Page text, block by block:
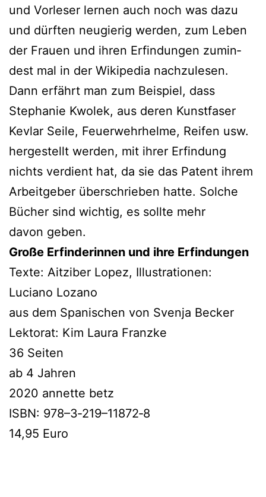
und Vorleser ler­nen auch noch was dazu
und dürf­ten neu­gie­rig wer­den, zum Leben
der Frauen und ihren Erfindungen zumin­
dest mal in der Wikipedia nach­zu­le­sen.
Dann erfährt man zum Beispiel, dass
Stephanie Kwolek, aus deren Kunstfaser
Kevlar Seile, Feuerwehrhelme, Reifen usw.
her­ge­stellt wer­den, mit ihrer Erfindung
nichts ver­dient hat, da sie das Patent ihrem
Arbeitgeber über­schrie­ben hat­te. Solche
Bücher sind wich­tig, es soll­te mehr
davon geben.
Große Erfinderinnen und ihre Erfindungen
Texte: Aitziber Lopez, Illustrationen:
Luciano Lozano
aus dem Spanischen von Svenja Becker
Lektorat: Kim Laura Franzke
36 Seiten
ab 4 Jahren
2020 annet­te betz
ISBN: 978–3‑219–11872‑8
14,95 Euro